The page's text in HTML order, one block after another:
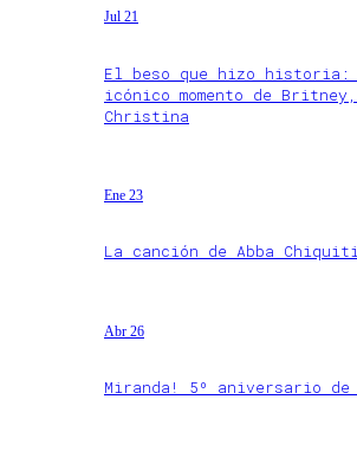
Jul 21
El beso que hizo historia:
icónico momento de Britney,
Christina
Ene 23
La canción de Abba
Abr 26
Miranda! 5º aniversario de